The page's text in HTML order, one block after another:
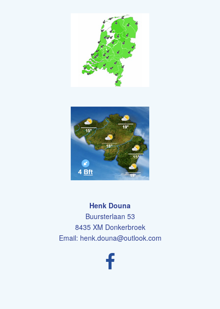
Henk Douna
Buursterlaan 53
8435 XM Donkerbroek
Email: henk.douna@outlook.com